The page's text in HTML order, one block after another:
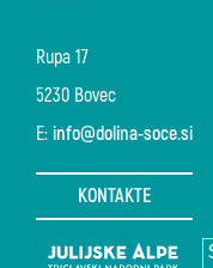
Rupa 17
5230 Bovec
E: info@dolina-soce.si
KONTAKTE